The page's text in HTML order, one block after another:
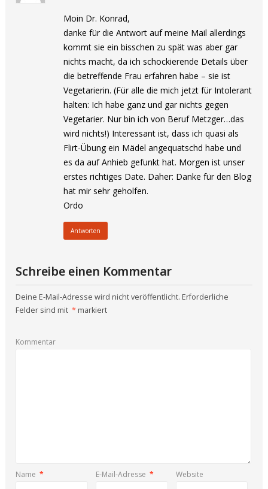
Moin Dr. Konrad,
danke für die Antwort auf meine Mail allerdings
kommt sie ein bisschen zu spät was aber gar
nichts macht, da ich schockierende Details über
die betreffende Frau erfahren habe – sie ist
Vegetarierin. (Für alle die mich jetzt für Intolerant
halten: Ich habe ganz und gar nichts gegen
Vegetarier. Nur bin ich von Beruf Metzger…das
wird nichts!) Interessant ist, dass ich quasi als
Flirt-Übung ein Mädel angequatschd habe und
es da auf Anhieb gefunkt hat. Morgen ist unser
erstes richtiges Date. Daher: Danke für den Blog
hat mir sehr geholfen.
Ordo
Antworten
Schreibe einen Kommentar
Deine E-Mail-Adresse wird nicht veröffentlicht. Erforderliche
Felder sind mit * markiert
Kommentar
Name * E-Mail-Adresse * Website